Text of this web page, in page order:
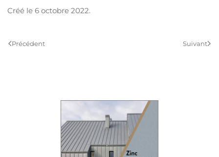
Créé le 6 octobre 2022.
Précédent Suivant